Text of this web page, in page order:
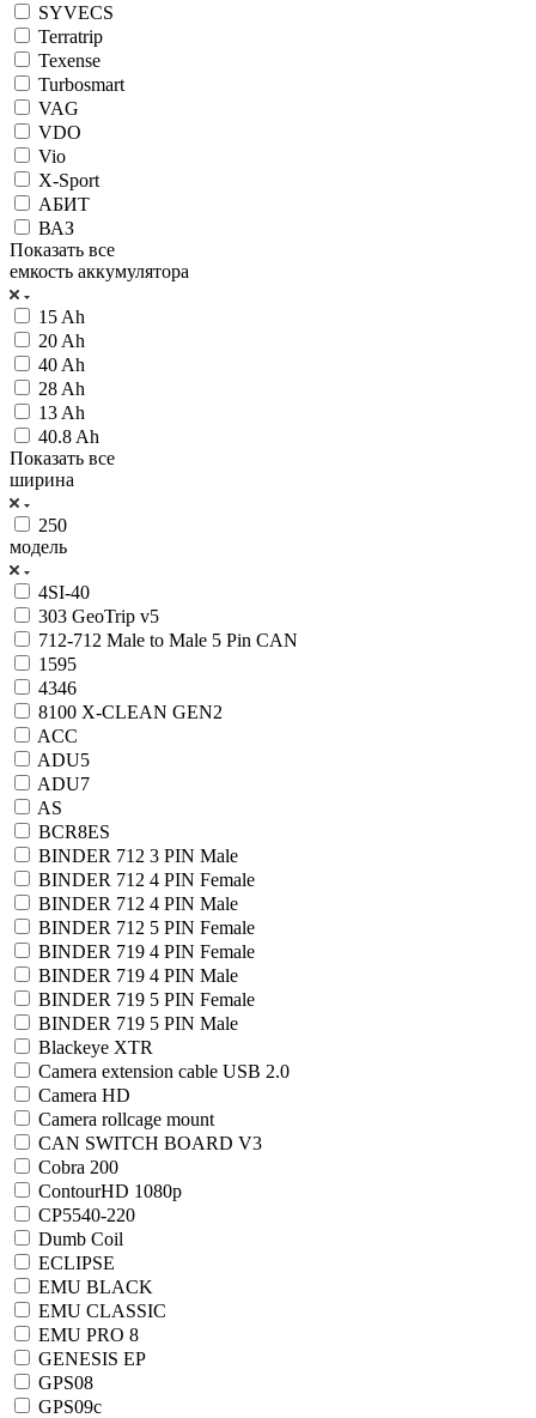
SYVECS
Terratrip
Texense
Turbosmart
VAG
VDO
Vio
X-Sport
АБИТ
ВАЗ
Показать все
емкость аккумулятора
15 Ah
20 Ah
40 Ah
28 Ah
13 Ah
40.8 Ah
Показать все
ширина
250
модель
4SI-40
303 GeoTrip v5
712-712 Male to Male 5 Pin CAN
1595
4346
8100 X-CLEAN GEN2
ACC
ADU5
ADU7
AS
BCR8ES
BINDER 712 3 PIN Male
BINDER 712 4 PIN Female
BINDER 712 4 PIN Male
BINDER 712 5 PIN Female
BINDER 719 4 PIN Female
BINDER 719 4 PIN Male
BINDER 719 5 PIN Female
BINDER 719 5 PIN Male
Blackeye XTR
Camera extension cable USB 2.0
Camera HD
Camera rollcage mount
CAN SWITCH BOARD V3
Cobra 200
ContourHD 1080p
CP5540-220
Dumb Coil
ECLIPSE
EMU BLACK
EMU CLASSIC
EMU PRO 8
GENESIS EP
GPS08
GPS09c